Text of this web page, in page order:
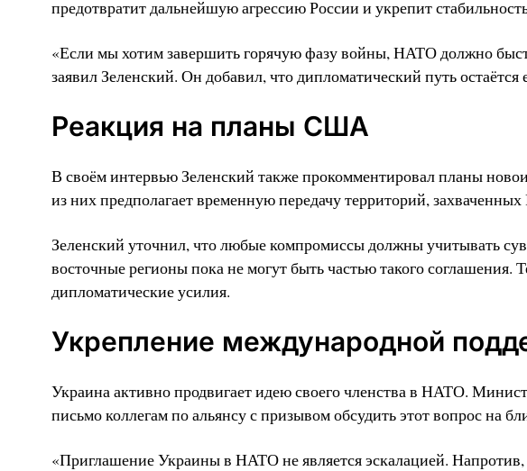
предотвратит дальнейшую агрессию России и укрепит
«Если мы хотим завершить горячую фазу войны, НАТО должно
заявил Зеленский. Он добавил, что дипломатический путь
Реакция на планы США
В своём интервью Зеленский также прокомментировал планы
из них предполагает временную передачу территорий,
Зеленский уточнил, что любые компромиссы должны учитывать
восточные регионы пока не могут быть частью такого соглашения.
дипломатические усилия.
Укрепление международной
Украина активно продвигает идею своего членства в НАТО.
письмо коллегам по альянсу с призывом обсудить этот вопрос на
«Приглашение Украины в НАТО не является эскалацией.